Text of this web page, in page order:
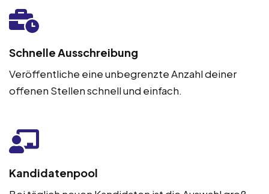
Schnelle Ausschreibung
Veröffentliche eine unbegrenzte Anzahl deiner
offenen Stellen schnell und einfach.
Kandidatenpool